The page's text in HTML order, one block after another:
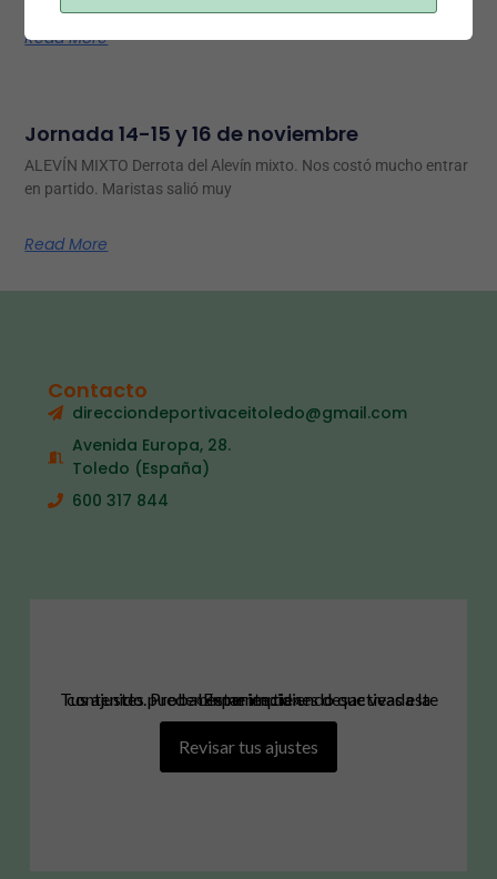
Read More
Jornada 14-15 y 16 de noviembre
ALEVÍN MIXTO Derrota del Alevín mixto. Nos costó mucho entrar
en partido. Maristas salió muy
Read More
Contacto
direcciondeportivaceitoledo@gmail.com
Avenida Europa, 28.
Toledo (España)
600 317 844
Tus ajustes pueden estar impidiendo que veas este contenido. Probablemente tienes desactivada la «Experiencia».
Revisar tus ajustes